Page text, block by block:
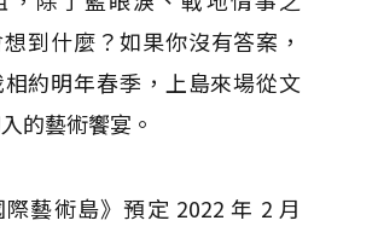
到什麼？​如果你沒有答案，
約明年春季，上島來場從文
的藝術饗宴。
際藝術島》預定 2022 年 2 月